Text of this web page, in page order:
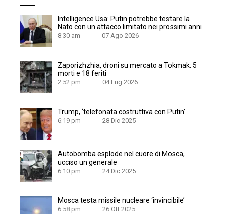
Intelligence Usa: Putin potrebbe testare la
Nato con un attacco limitato nei prossimi anni
8:30 am 07 Ago 2026
Zaporizhzhia, droni su mercato a Tokmak: 5
morti e 18 feriti
2:52 pm 04 Lug 2026
Trump, ‘telefonata costruttiva con Putin’
6:19 pm 28 Dic 2025
Autobomba esplode nel cuore di Mosca,
ucciso un generale
6:10 pm 24 Dic 2025
Mosca testa missile nucleare ‘invincibile’
6:58 pm 26 Ott 2025